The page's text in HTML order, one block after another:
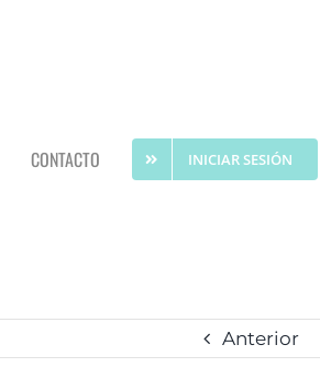
CONTACTO INICIAR SESIÓN
Anterior